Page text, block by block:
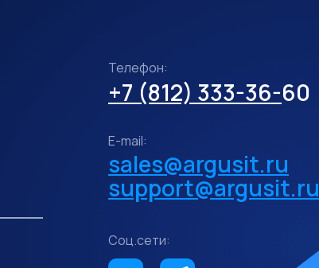
+7 (812) 333-36-60
Телефон:
E-mail:
Соц.сети:
support@argusit.ru
sales@argusit.ru